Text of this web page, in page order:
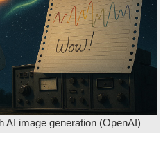
image generation (OpenAI)